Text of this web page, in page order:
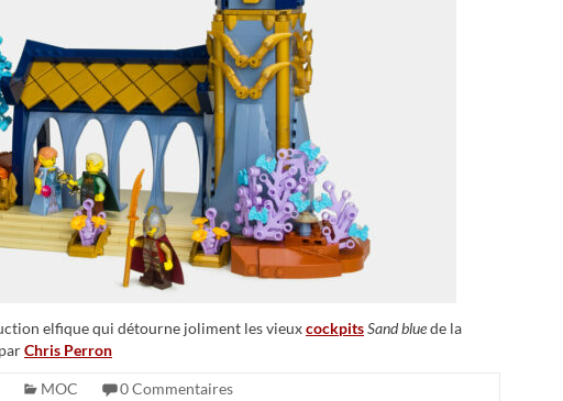
elfique qui détourne joliment les vieuxcockpitsSand bluede la
Chris Perron
MOC 0 Commentaires